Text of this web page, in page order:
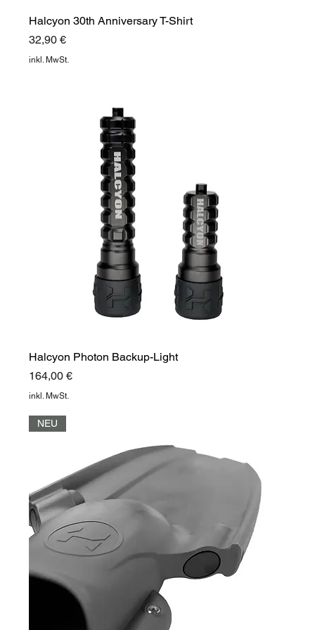
Halcyon 30th Anniversary T-Shirt
Preis
32,90 €
inkl. MwSt.
Halcyon Photon Backup-Light
Preis
164,00 €
inkl. MwSt.
NEU